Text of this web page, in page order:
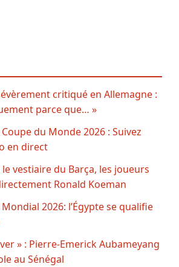
critiqué en Allemagne :
parce que… »
du Monde 2026 : Suivez
en direct
vestiaire du Barça, les joueurs
Ronald Koeman
2026: l’Égypte se qualifie
» : Pierre-Emerick Aubameyang
au Sénégal